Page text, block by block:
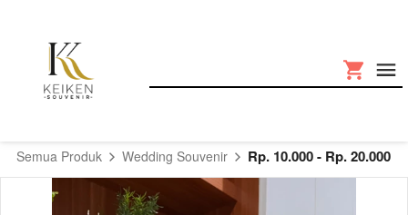
Semua Produk Wedding Souvenir Rp. 10.000 - Rp. 20.000